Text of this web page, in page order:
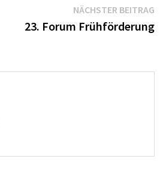
NÄCHSTER BEITRAG
23. Forum Frühförderung